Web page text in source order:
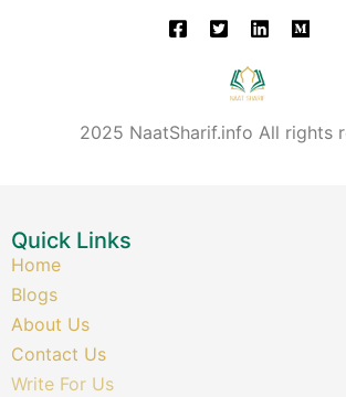
2025 NaatSharif.info All rights
Quick Links
Home
Blogs
About Us
Contact Us
Write For Us